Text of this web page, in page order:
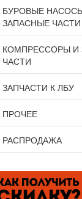
БУРОВЫЕ
ЗАПАСНЫЕ ЧАСТИ
КОМПРЕССОРЫ И
ЧАСТИ
ЗАПЧАСТИ К ЛБУ
ПРОЧЕЕ
РАСПРОДАЖА